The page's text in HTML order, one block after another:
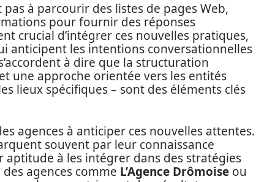
à parcourir des listes de pages Web,
pour fournir des réponses
crucial d’intégrer ces nouvelles pratiques,
anticipent les intentions conversationnelles
à dire que la structuration
une approche orientée vers les entités
lieux spécifiques – sont des éléments clés
agences à anticiper ces nouvelles attentes.
souvent par leur connaissance
à les intégrer dans des stratégies
agences comme L’Agence Drômoise ou